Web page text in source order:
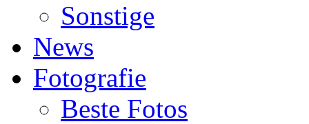
Sonstige
News
Fotografie
Beste Fotos